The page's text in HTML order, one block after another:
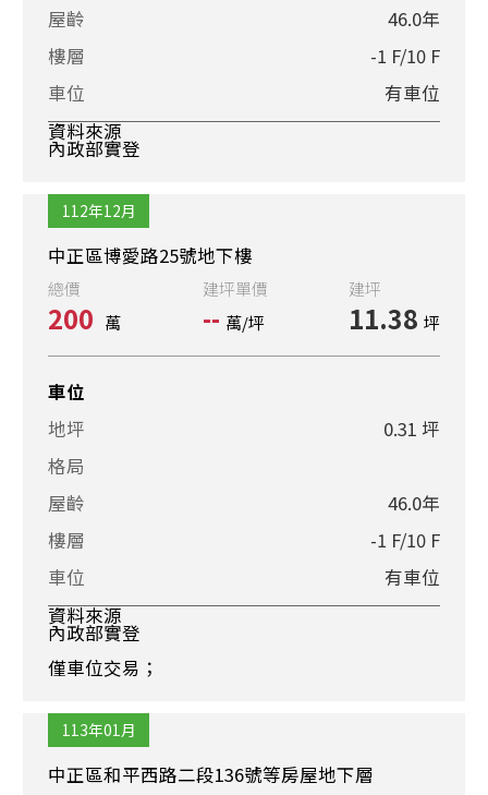
屋齡
46.0年
樓層
-1 F/10 F
車位
有車位
資料來源
內政部實登
112年12月
中正區博愛路25號地下樓
總價
200 萬
建坪單價
-- 萬/坪
建坪
11.38 坪
車位
地坪
0.31 坪
格局
屋齡
46.0年
樓層
-1 F/10 F
車位
有車位
資料來源
內政部實登
僅車位交易；
113年01月
中正區和平西路二段136號等房屋地下層